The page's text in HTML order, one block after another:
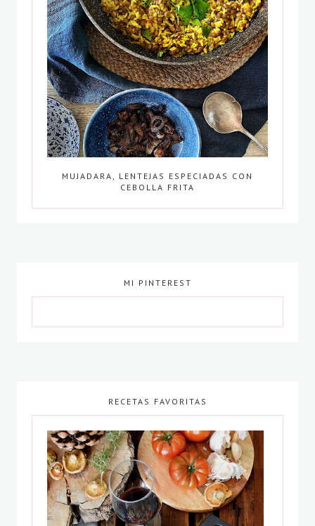
MUJADARA, LENTEJAS ESPECIADAS CON
CEBOLLA FRITA
MI PINTEREST
RECETAS FAVORITAS